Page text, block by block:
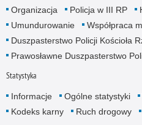
Organizacja
Policja w III RP
Umundurowanie
Współpraca
Duszpasterstwo Policji Kościoła
Prawosławne Duszpasterstwo
Statystyka
Informacje Ogólne statystyki
Kodeks karny
Ruch drogowy